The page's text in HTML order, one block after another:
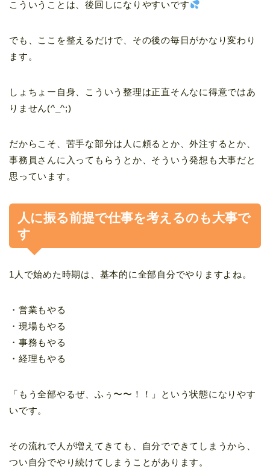
こういうことは、後回しになりやすいです
でも、ここを整えるだけで、その後の毎日がかなり変わり
ます。
しょちょー自身、こういう整理は正直そんなに得意ではあ
りません(^_^;)
だからこそ、苦手な部分は人に頼るとか、外注するとか、
事務員さんに入ってもらうとか、そういう発想も大事だと
思っています。
人に振る前提で仕事を考えるのも大事で
す
1人で始めた時期は、基本的に全部自分でやりますよね。
・営業もやる
・現場もやる
・事務もやる
・経理もやる
「もう全部やるぜ、ふぅ〜〜！！」という状態になりやす
いです。
その流れで人が増えてきても、自分でできてしまうから、
つい自分でやり続けてしまうことがあります。